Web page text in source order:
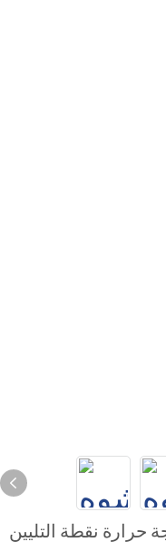
حرارة نقطة التليين